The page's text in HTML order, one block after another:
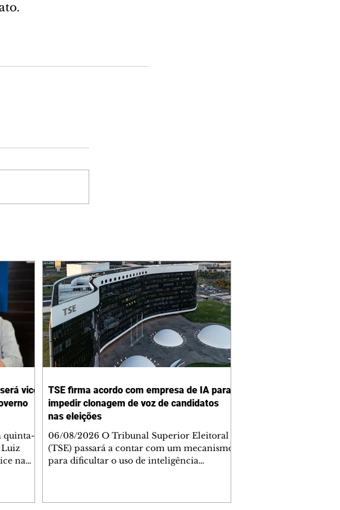
vice
quinta-
Luiz
na
TSE firma acordo com empresa de IA para
impedir clonagem de voz de candidatos
nas eleições
06/08/2026 O Tribunal Superior Eleitoral
(TSE) passará a contar com um mecanismo
para dificultar o uso de inteligência